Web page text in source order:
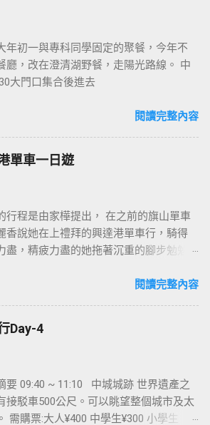
年初一與專科同學固定的聚餐，今年不
廳，改在澄清湖野餐，走陽光路線。 中
大門口集合後進去
閱讀完整內容
單車一日遊
行程是由家樺提出， 在之前的旗山單車
香說她在上禮拜的興達港單車行，騎得
盡，精疲力盡的她拖著沉重的腳步勉勉
路線的念頭。成員:阿銘、阿吉、家樺、
閱讀完整內容
Day-4
要 09:40 ~ 11:10 中城城跡 世界遺產之
接駁車500公尺。可以眺望整個城市及太
需購票:大人¥400 中學生¥300 小學生